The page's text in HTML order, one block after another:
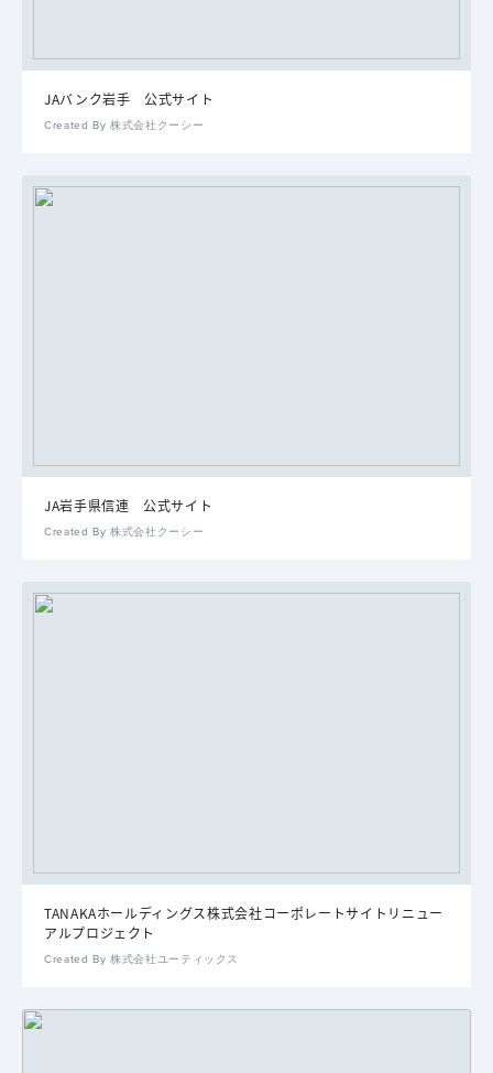
JAバンク岩手 公式サイト
Created By 株式会社クーシー
JA岩手県信連 公式サイト
Created By 株式会社クーシー
TANAKAホールディングス株式会社コーポレートサイトリニュー
アルプロジェクト
Created By 株式会社ユーティックス